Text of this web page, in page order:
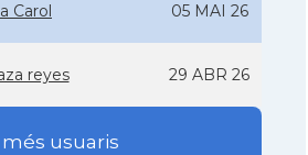
Carol 05 MAI 26
reyes 29 ABR 26
més usuaris